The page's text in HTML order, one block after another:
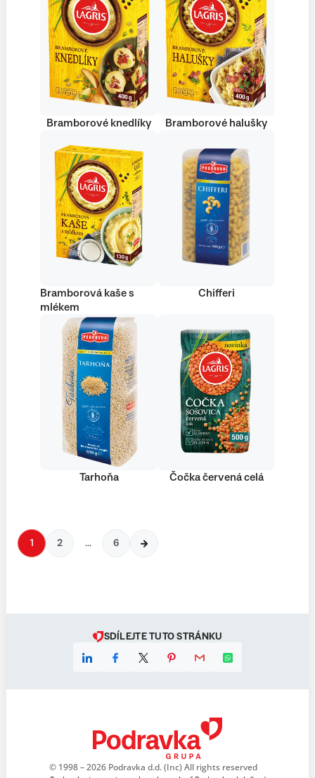
Bramborové knedlíky Bramborové halušky
Bramborová kaše s
mlékem
Chifferi
Tarhoňa Čočka červená celá
1 2 … 6
SDÍLEJTE TUTO STRÁNKU
© 1998 – 2026 Podravka d.d. (Inc) All rights reserved